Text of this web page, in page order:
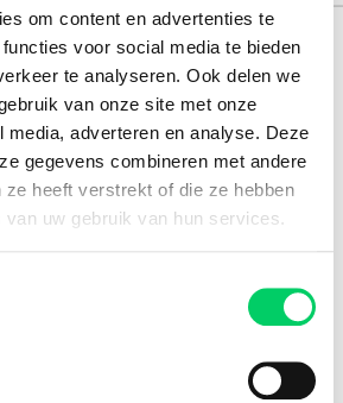
om content en advertenties te
voor social media te bieden
te analyseren. Ook delen we
van onze site met onze
media, adverteren en analyse. Deze
gegevens combineren met andere
ze heeft verstrekt of die ze hebben
uw gebruik van hun services.